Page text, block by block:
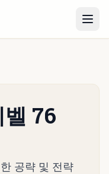
76
공략 및 전략